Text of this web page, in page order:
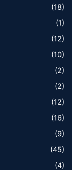
(18)
(1)
(12)
(10)
(2)
(2)
(12)
(16)
(9)
(45)
(4)